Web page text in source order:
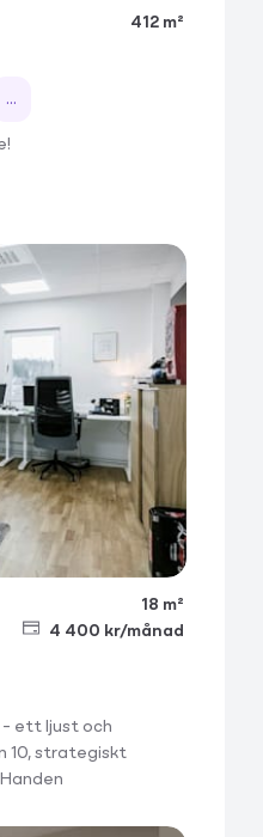
412 m²
...
18 m²
4 400 kr/månad
– ett ljust och
10, strategiskt